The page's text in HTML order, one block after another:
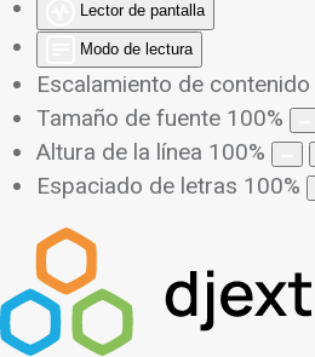
Lector de pantalla
Modo de lectura
Escalamiento de contenido
Tamaño de fuente 100%
Altura de la línea 100%
Espaciado de letras 100%